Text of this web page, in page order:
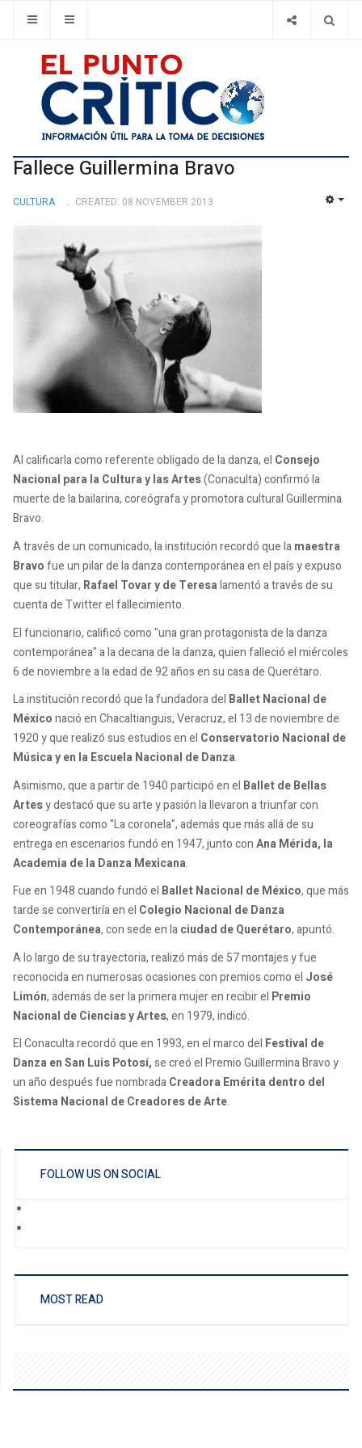
Fallece Guillermina Bravo
CULTURA CREATED: 08 NOVEMBER 2013
Al calificarla como referente obligado de la danza, el Consejo
Nacional para la Cultura y las Artes(Conaculta) confirmó la
muerte de la bailarina, coreógrafa y promotora cultural Guillermina
Bravo.
A través de un comunicado, la institución recordó que lamaestra
Bravofue un pilar de la danza contemporánea en el país y expuso
que su titular, Rafael Tovar y de Teresalamentó a través de su
cuenta de Twitter el fallecimiento.
El funcionario, calificó como "una gran protagonista de la danza
contemporánea" a la decana de la danza, quien falleció el miércoles
6 de noviembre a la edad de 92 años en su casa de Querétaro.
La institución recordó que la fundadora del Ballet Nacional de
Méxiconació en Chacaltianguis, Veracruz, el 13 de noviembre de
1920 y que realizó sus estudios en el Conservatorio Nacional de
Música y en la Escuela Nacional de Danza.
Asimismo, que a partir de 1940 participó en el Ballet de Bellas
Artesy destacó que su arte y pasión la llevaron a triunfar con
coreografías como "La coronela", además que más allá de su
entrega en escenarios fundó en 1947, junto conAna Mérida, la
Academia de la Danza Mexicana.
Fue en 1948 cuando fundó el Ballet Nacional de México, que más
tarde se convertiría en el Colegio Nacional de Danza
Contemporánea, con sede en laciudad de Querétaro, apuntó.
A lo largo de su trayectoria, realizó más de 57 montajes y fue
reconocida en numerosas ocasiones con premios como el José
Limón, además de ser la primera mujer en recibir el Premio
Nacional de Ciencias y Artes, en 1979, indicó.
El Conaculta recordó que en 1993, en el marco del Festival de
Danza en San Luis Potosí,se creó el Premio Guillermina Bravo y
un año después fue nombradaCreadora Emérita dentro del
Sistema Nacional de Creadores de Arte.
FOLLOW US ON SOCIAL
MOST READ